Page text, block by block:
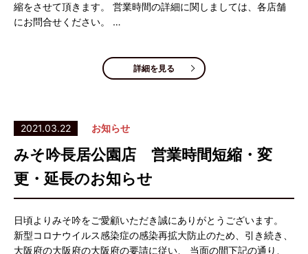
縮をさせて頂きます。 営業時間の詳細に関しましては、各店舗
にお問合せください。 …
詳細を見る
2021.03.22 お知らせ
みそ吟長居公園店 営業時間短縮・変
更・延長のお知らせ
日頃よりみそ吟をご愛顧いただき誠にありがとうございます。
新型コロナウイルス感染症の感染再拡大防止のため、引き続き、
大阪府の大阪府の大阪府の要請に従い、 当面の間下記の通り、